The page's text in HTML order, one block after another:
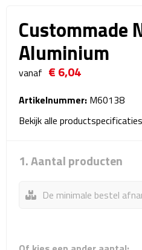
Reistassensets
Weekendtassen
Autotassen
Rugzakken
Custommade
Aluminium
vanaf € 6,04
Artikelnummer: M60138
Bekijk alle productspecificaties
1. Aantal producten
De minimale bestel